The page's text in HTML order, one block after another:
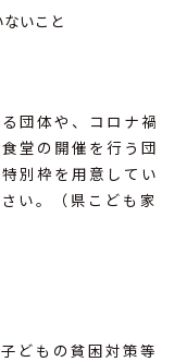
いこと
団体や、コロナ禍
堂の開催を行う団
別枠を用意してい
い。（県こども家
どもの貧困対策等